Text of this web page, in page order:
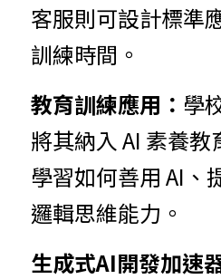
客服則可設計標準
訓練時間。
教育訓練應用： 學
將其納入 AI 素養
學習如何善用 AI、
邏輯思維能力。
生成式AI開發加速